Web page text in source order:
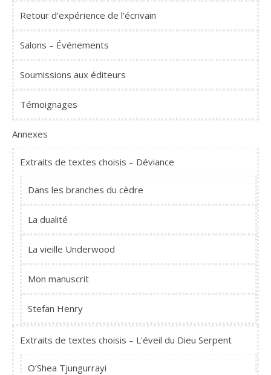
Retour d'expérience de l'écrivain
Salons – Événements
Soumissions aux éditeurs
Témoignages
Annexes
Extraits de textes choisis – Déviance
Dans les branches du cèdre
La dualité
La vieille Underwood
Mon manuscrit
Stefan Henry
Extraits de textes choisis – L'éveil du Dieu Serpent
O’Shea Tjungurrayi